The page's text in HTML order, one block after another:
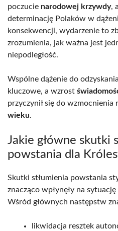
poczucie narodowej krzywdy,
determinację Polaków w
konsekwencji, wydarzenie to
zrozumienia, jak ważna jest
niepodległość.
Wspólne dążenie do
kluczowe, a wzrost
przyczynił się do
wieku.
Jakie główne skutki
powstania dla
Skutki stłumienia powstania
znacząco wpłynęły na
Wśród głównych następstw
likwidacja resztek